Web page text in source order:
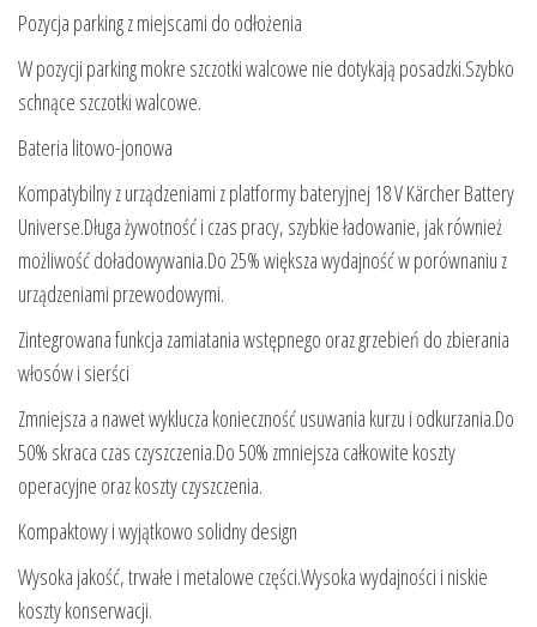
Pozycja parking z miejscami do odłożenia
W pozycji parking mokre szczotki walcowe nie dotykają posadzki.Szybko
schnące szczotki walcowe.
Bateria litowo-jonowa
Kompatybilny z urządzeniami z platformy bateryjnej 18 V Kärcher Battery
Universe.Długa żywotność i czas pracy, szybkie ładowanie, jak również
możliwość doładowywania.Do 25% większa wydajność w porównaniu z
urządzeniami przewodowymi.
Zintegrowana funkcja zamiatania wstępnego oraz grzebień do zbierania
włosów i sierści
Zmniejsza a nawet wyklucza konieczność usuwania kurzu i odkurzania.Do
50% skraca czas czyszczenia.Do 50% zmniejsza całkowite koszty
operacyjne oraz koszty czyszczenia.
Kompaktowy i wyjątkowo solidny design
Wysoka jakość, trwałe i metalowe części.Wysoka wydajności i niskie
koszty konserwacji.